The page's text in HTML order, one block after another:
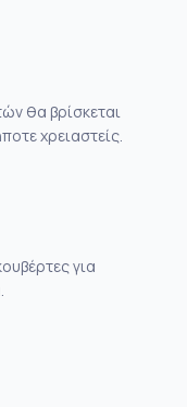
θα βρίσκεται
χρειαστείς.
για